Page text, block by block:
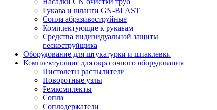
Рукава и шланги GN-BLAST
Сопла абразивоструйные
Комплектующие к рукавам
Средства индивидуальной защиты
пескоструйщика
Оборудование для штукатурки и шпаклевки
Комплектующие для окрасочного оборудования
Пистолеты распылители
Поворотные узлы
Ремкомплекты
Сопла
Соплодержатели